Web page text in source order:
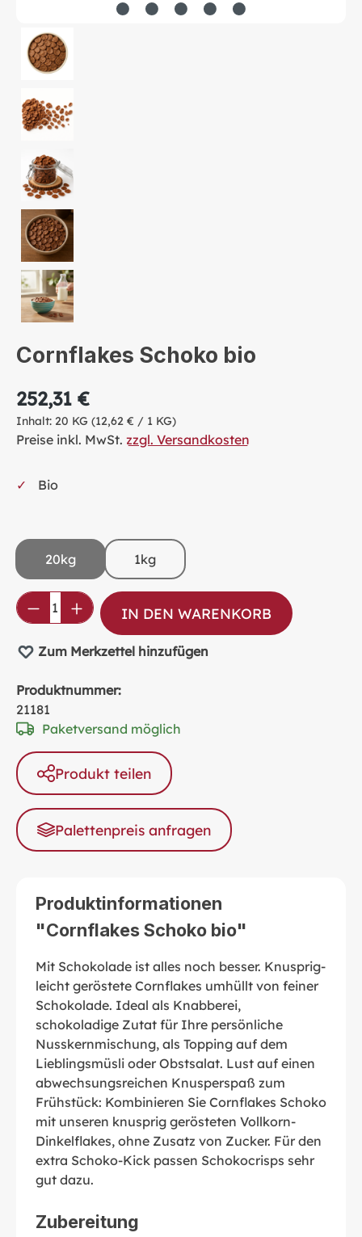
Cornflakes Schoko bio
252,31 €
Inhalt: 20 KG (12,62 € / 1 KG)
Preise inkl. MwSt. zzgl. Versandkosten
Bio
20kg 1kg
Produkt Anzahl: Gib den gewünschten
IN DEN WARENKORB
Zum Merkzettel hinzufügen
Produktnummer:
21181
Paketversand möglich
Produkt teilen
Palettenpreis anfragen
Produktinformationen
"Cornflakes Schoko bio"
Mit Schokolade ist alles noch besser. Knusprig-
leicht geröstete Cornflakes umhüllt von feiner
Schokolade. Ideal als Knabberei,
schokoladige Zutat für Ihre persönliche
Nusskernmischung, als Topping auf dem
Lieblingsmüsli oder Obstsalat. Lust auf einen
abwechsungsreichen Knusperspaß zum
Frühstück: Kombinieren Sie Cornflakes Schoko
mit unseren knusprig gerösteten Vollkorn-
Dinkelflakes, ohne Zusatz von Zucker. Für den
extra Schoko-Kick passen Schokocrisps sehr
gut dazu.
Zubereitung